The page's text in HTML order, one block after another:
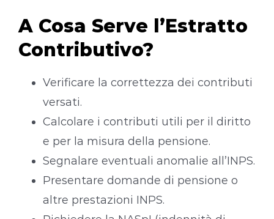
A Cosa Serve l’Estratto
Contributivo?
Verificare la correttezza dei contributi
versati.
Calcolare i contributi utili per il diritto
e per la misura della pensione.
Segnalare eventuali anomalie all’INPS.
Presentare domande di pensione o
altre prestazioni INPS.